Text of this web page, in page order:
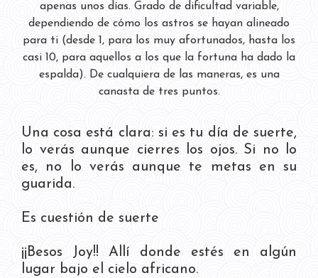
apenas unos días. Grado de dificultad variable,
dependiendo de cómo los astros se hayan alineado
para ti (desde 1, para los muy afortunados, hasta los
casi 10, para aquellos a los que la fortuna ha dado la
espalda). De cualquiera de las maneras, es una
canasta de tres puntos.
Una cosa está clara: si es tu día de suerte,
lo verás aunque cierres los ojos. Si no lo
es, no lo verás aunque te metas en su
guarida.
Es cuestión de suerte
¡¡Besos Joy!! Allí donde estés en algún
lugar bajo el cielo africano.